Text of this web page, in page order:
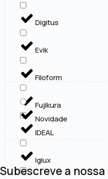
Digitus
Evik
Filoform
Fujikura
IDEAL
Iglux
Novidade
Subescreve a nossa